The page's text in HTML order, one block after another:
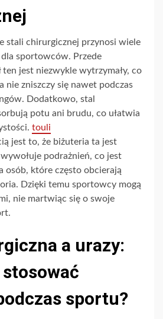
stali chirurgicznej przynosi wiele
dla sportowców. Przede
ten jest niezwykle wytrzymały, co
nie zniszczy się nawet podczas
Dodatkowo, stal
potu ani brudu, co ułatwia
touli
jest to, że biżuteria ta jest
podrażnień, co jest
osób, które często obcierają
Dzięki temu sportowcy mogą
nie martwiąc się o swoje
a urazy:
sportu?